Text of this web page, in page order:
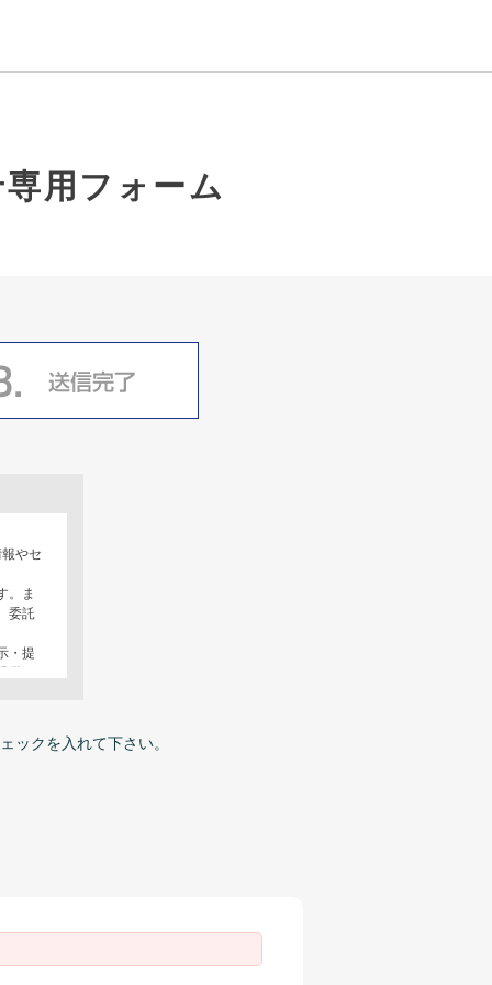
用フォーム
やセ
。ま
委託
・提
わ
ックを入れて下さい。